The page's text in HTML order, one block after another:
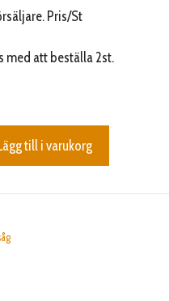
Pris/St
med att beställa 2st.
till i varukorg